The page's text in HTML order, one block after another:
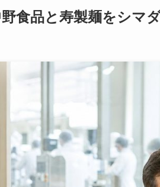
食品と寿製麺をシマ